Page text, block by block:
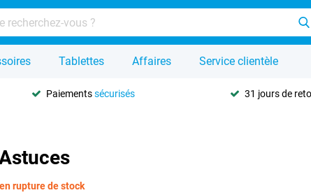
Tablettes Affaires Service clientèle
Paiementssécurisés 31 jours de
rupture de stock